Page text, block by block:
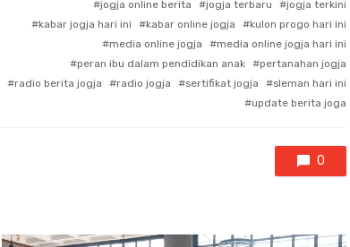
jogja online berita
jogja terbaru
jogja terkini
kabar jogja hari ini
kabar online jogja
kulon progo hari ini
media online jogja
media online jogja hari ini
peran ibu dalam pendidikan anak
pertanahan jogja
radio berita jogja
radio jogja sertifikat jogja
sleman hari ini
update berita joga
0